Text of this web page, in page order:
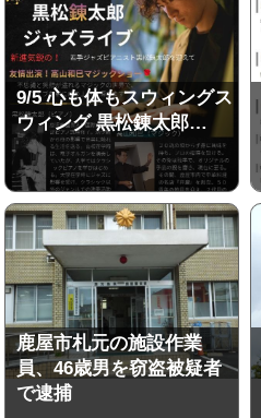
9/5 心も体もスウィングス
ウィング 黒松錬太郎…
鹿屋市札元の施設作業
員、46歳男を窃盗被疑者
で逮捕